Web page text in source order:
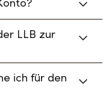
LLB zur
ich für den